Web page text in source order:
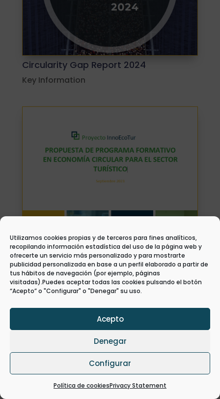
Utilizamos cookies propias y de terceros para fines analíticos,
recopilando información estadística del uso de la página web y
ofrecerte un servicio más personalizado y para mostrarte
publicidad personalizada en base a un perfil elaborado a partir de
tus hábitos de navegación (por ejemplo, páginas
visitadas).Puedes aceptar todas las cookies pulsando el botón
“Acepto” o "Configurar" o "Denegar" su uso.
Acepto
Denegar
Configurar
Política de cookiesPrivacy Statement
Circularity Gap Report 2024
Key Information
Propuesta de programa formativo en
Economía Circular para el sector
turístico
Project Reports